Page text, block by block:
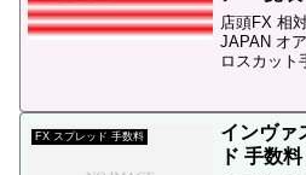
店頭FX 相
JAPAN オ
ロスカット
ジャパンの
FX スプレッド 手数料
インヴァ
ド 手数